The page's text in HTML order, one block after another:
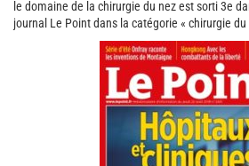
le domaine de la chirurgie du nez est sorti 3e
journal Le Point dans la catégorie « chirurgie